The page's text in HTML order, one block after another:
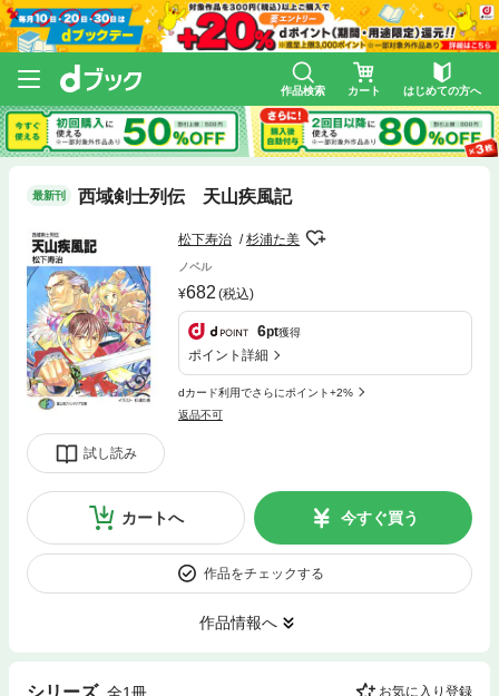
作品検索 カート はじめての方へ
最新刊 西域剣士列伝 天山疾風記
試し読み
松下寿治 杉浦た美
ノベル
682 (税込)
6pt獲得
ポイント詳細
dカード利用でさらにポイント+2%
返品不可
カートへ 今すぐ買う
作品をチェックする
作品情報へ
シリーズ 全1冊 お気に入り登録